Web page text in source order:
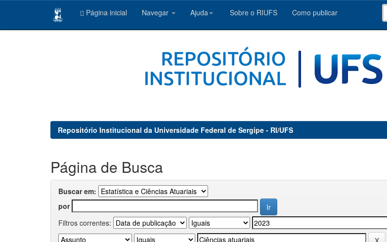
Página inicial Navegar Ajuda Sobre o RIUFS Como publicar
Repositório Institucional da Universidade Federal de Sergipe - RI/UFS
Página de Busca
Buscar em:
por
Filtros correntes: